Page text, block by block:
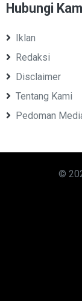
Hubungi
Iklan
Redaksi
Disclaimer
Tentang Kami
Pedoman
©